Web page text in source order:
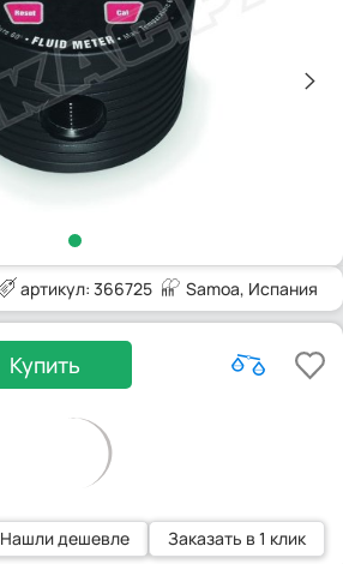
артикул: 366725 Samoa, Испания
Купить
Нашли дешевле Заказать в 1 клик